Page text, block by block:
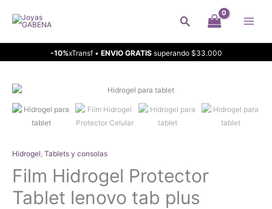
Buscar
-10%xTransf • ENVIO GRATISsuperando $33.000
Hidrogel, Tablets y consolas
Film Hidrogel Protector
Tablet lenovo tab plus